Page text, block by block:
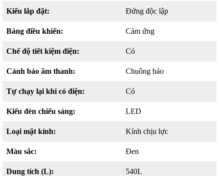
Kiểu lắp đặt: Đứng độc lập
Bảng điều khiển: Cảm ứng
Chế độ tiết kiệm điện: Có
Cảnh báo âm thanh: Chuông báo
Tự chạy lại khi có điện: Có
Kiểu đèn chiếu sáng: LED
Loại mặt kính: Kính chịu lực
Màu sắc: Đen
Dung tích (L): 540L